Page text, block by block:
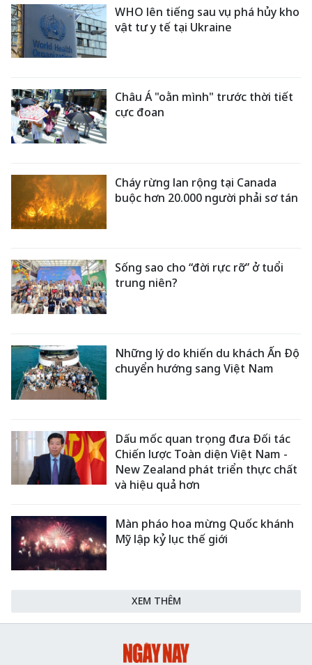
WHO lên tiếng sau vụ phá hủy kho
vật tư y tế tại Ukraine
Châu Á "oằn mình" trước thời tiết
cực đoan
Cháy rừng lan rộng tại Canada
buộc hơn 20.000 người phải sơ tán
Sống sao cho “đời rực rỡ” ở tuổi
trung niên?
Những lý do khiến du khách Ấn Độ
chuyển hướng sang Việt Nam
Dấu mốc quan trọng đưa Đối tác
Chiến lược Toàn diện Việt Nam -
New Zealand phát triển thực chất
và hiệu quả hơn
Màn pháo hoa mừng Quốc khánh
Mỹ lập kỷ lục thế giới
XEM THÊM